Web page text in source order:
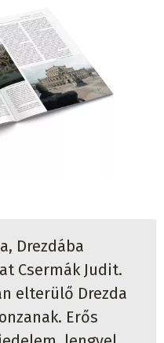
Drezdába
Csermák Judit.
elterülő Drezda
Erős